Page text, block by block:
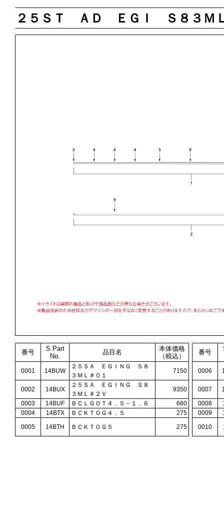
２５ＳＴ ＡＤ ＥＧＩ Ｓ８３Ｍ
番号
S Part
No.
品目名
本体価格
（税込）
番号
0001 14BUW
２５ＳＡ ＥＧＩＮＧ Ｓ８
３ＭＬ＃０１
7150 0006
0002 14BUX
２５ＳＡ ＥＧＩＮＧ Ｓ８
３ＭＬ＃２Ｖ
9350 0007
0003
14BUF ＢＣＬＧＯＴ４．５－１．６ 660 0008
0004
14BTX ＢＣＫＴＯＧ４．５ 275 0009
0005
14BTH ＢＣＫＴＯＧ５ 275 0010